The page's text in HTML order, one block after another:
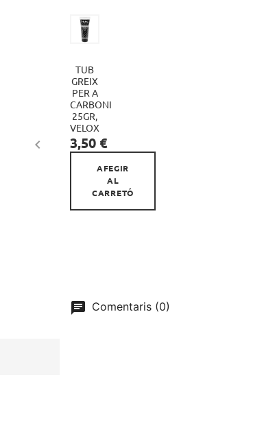

TUB
GREIX
PER A
CARBONI
25GR,
VELOX
Preu
3,50 €

AFEGIR
AL
CARRETÓ
Comentaris (0)